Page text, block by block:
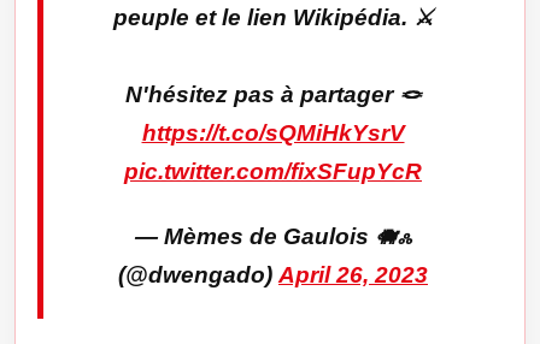
peuple et le lien Wikipédia. ⚔️
N'hésitez pas à partager 🪢
https://t.co/sQMiHkYsrV
pic.twitter.com/fixSFupYcR
— Mèmes de Gaulois 🐗ஃ
(@dwengado) April 26, 2023